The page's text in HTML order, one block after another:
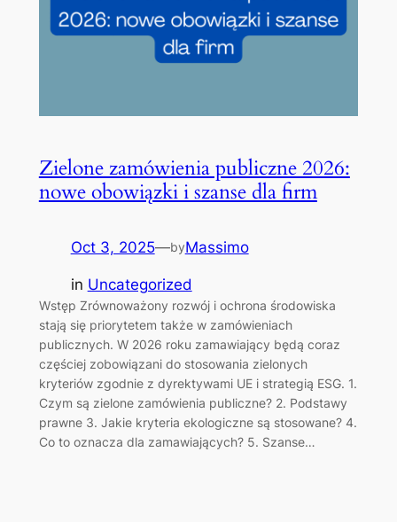
Zielone zamówienia publiczne 2026:
nowe obowiązki i szanse dla firm
Oct 3, 2025—byMassimo
in Uncategorized
Wstęp Zrównoważony rozwój i ochrona środowiska
stają się priorytetem także w zamówieniach
publicznych. W 2026 roku zamawiający będą coraz
częściej zobowiązani do stosowania zielonych
kryteriów zgodnie z dyrektywami UE i strategią ESG. 1.
Czym są zielone zamówienia publiczne? 2. Podstawy
prawne 3. Jakie kryteria ekologiczne są stosowane? 4.
Co to oznacza dla zamawiających? 5. Szanse…